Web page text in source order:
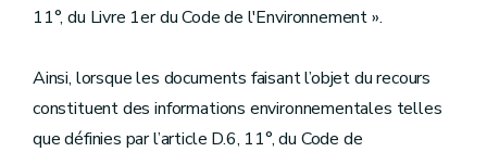
11°, du Livre 1er du Code de l'Environnement ».
Ainsi, lorsque les documents faisant l’objet du recours
constituent des informations environnementales telles
que définies par l’article D.6, 11°, du Code de